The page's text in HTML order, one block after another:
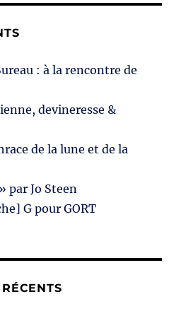
: à la rencontre de
devineresse &
de la lune et de la
par Jo Steen
G pour GORT